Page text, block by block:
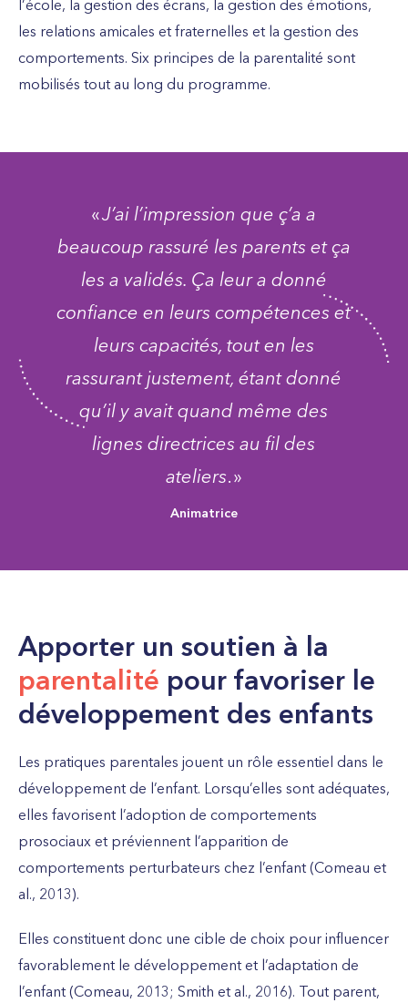
l’école, la gestion des écrans, la gestion des émotions,
les relations amicales et fraternelles et la gestion des
comportements. Six principes de la parentalité sont
mobilisés tout au long du programme.
«J’ai l’impression que ç’a a
beaucoup rassuré les parents et ça
les a validés. Ça leur a donné
confiance en leurs compétences et
leurs capacités, tout en les
rassurant justement, étant donné
qu’il y avait quand même des
lignes directrices au fil des
ateliers. »
Animatrice
Apporter un soutien à la
parentalité pour favoriser le
développement des enfants
Les pratiques parentales jouent un rôle essentiel dans le
développement de l’enfant. Lorsqu’elles sont adéquates,
elles favorisent l’adoption de comportements
prosociaux et préviennent l’apparition de
comportements perturbateurs chez l’enfant (Comeau et
al., 2013).
Elles constituent donc une cible de choix pour influencer
favorablement le développement et l’adaptation de
l’enfant (Comeau, 2013; Smith et al., 2016). Tout parent,